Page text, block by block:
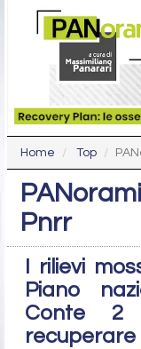
Home Top
Pnrr
I rilievi
Piano
Conte
recuperare